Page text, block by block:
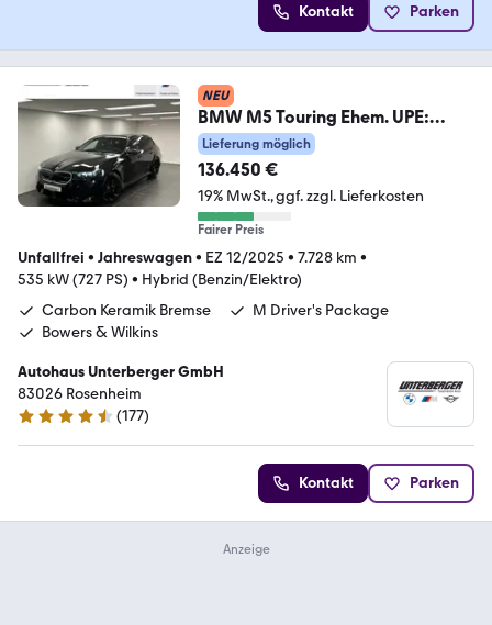
Kontakt Parken
NEU
BMW M5 Touring Ehem. UPE:
169.740€ Ultimate Package
Lieferung möglich
136.450 €
19% MwSt. ggf. zzgl. Lieferkosten
Fairer Preis
Unfallfrei • Jahreswagen• EZ 12/2025 • 7.728 km •
535 kW (727 PS) • Hybrid (Benzin/Elektro)
Carbon Keramik Bremse
M Driver's Package
Bowers & Wilkins
Autohaus Unterberger GmbH
83026 Rosenheim
4.4 Sterne
(177)
Kontakt Parken